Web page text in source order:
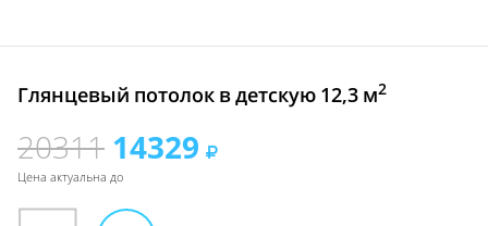
Глянцевый потолок в детскую 12,3 м2
20311 14329
Цена актуальна до